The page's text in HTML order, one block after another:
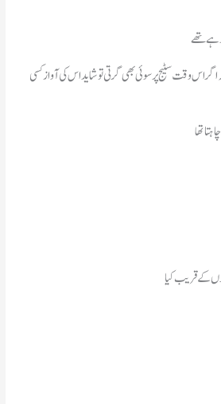
تھے
اس وقت سٹیج پرسوئی بھی گرتی توشاید اس کی آواز کسی
تھا
کے قریب کیا